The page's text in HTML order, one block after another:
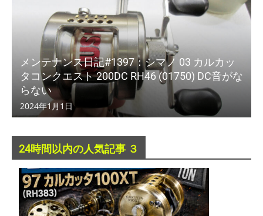
メンテナンス日記#1397：シマノ 03 カルカッ
タコンクエスト 200DC RH46 (01750) DC音がな
らない
2024年1月1日
24時間以内の人気記事 ３